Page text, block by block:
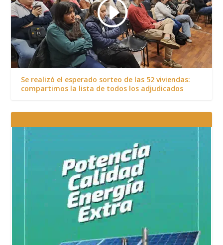
Se realizó el esperado sorteo de las 52 viviendas:
compartimos la lista de todos los adjudicados